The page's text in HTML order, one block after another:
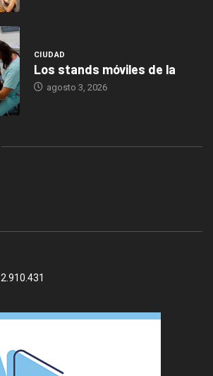
CIUDAD
Los stands móviles de la
agosto 3, 2026
2.910.431